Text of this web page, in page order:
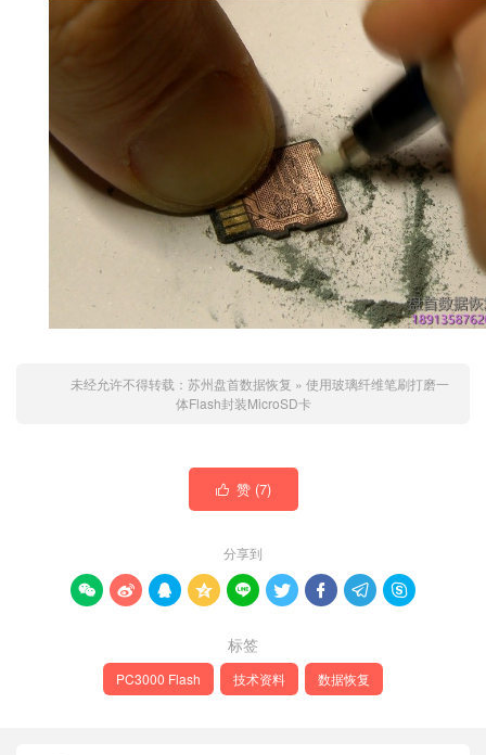
未经允许不得转载： 苏州盘首数据恢复 » 使用玻璃纤维笔刷打磨一
体Flash封装MicroSD卡
 赞 (7)
分享到
        
标签
PC3000 Flash 技术资料 数据恢复